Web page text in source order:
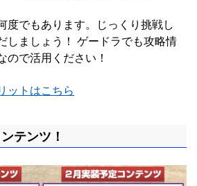
度でもあります。じっくり挑戦し
しましょう！ ゲードラでも攻略情
ので活用ください！
ットはこちら
テンツ！